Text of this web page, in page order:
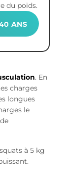
du poids.
ANS
. En
charges
longues
le
à 5 kg